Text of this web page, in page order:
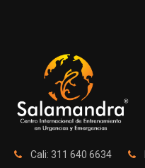
Cali: 311 640 6634